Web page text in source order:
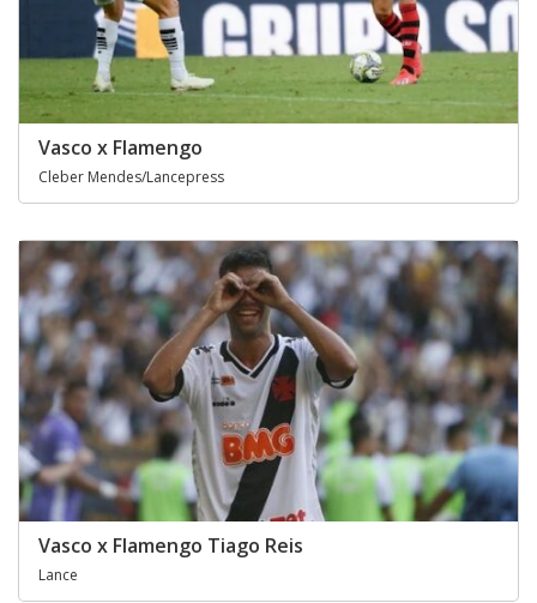
Vasco x Flamengo
Cleber Mendes/Lancepress
Vasco x Flamengo Tiago Reis
Lance